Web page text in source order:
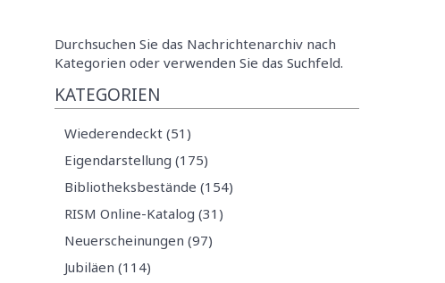
Durchsuchen Sie das Nachrichtenarchiv nach
Kategorien oder verwenden Sie das Suchfeld.
KATEGORIEN
Wiederendeckt (51)
Eigendarstellung (175)
Bibliotheksbestände (154)
RISM Online-Katalog (31)
Neuerscheinungen (97)
Jubiläen (114)